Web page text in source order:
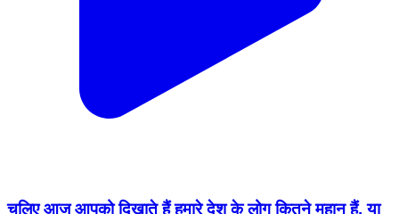
चलिए आज आपको दिखाते हैं हमारे देश के लोग कितने महान हैं, या